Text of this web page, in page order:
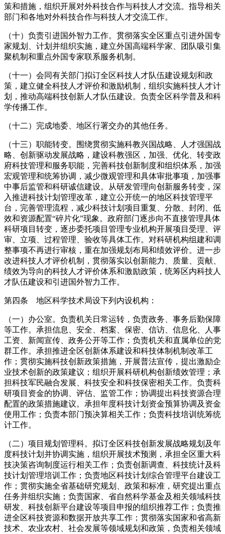
策和措施，组织开展对外科技合作与科技人才交流。指导相关
部门和各地对外科技合作与科技人才交流工作。
（十）负责引进国外智力工作。贯彻落实全区重点引进外国专
家规划、计划并组织实施，建立外国高端科学家、团队吸引集
聚机制和重点外国专家联系服务机制。
（十一）会同有关部门拟订全区科技人才队伍建设规划和政
策，建立健全科技人才评价和激励机制，组织实施科技人才计
划，推动高端科技创新人才队伍建设。负责全区科学普及和科
学传播工作。
（十二）完成地委、地区行署交办的其他任务。
（十三）职能转变。围绕贯彻实施科教兴国战略、人才强国战
略、创新驱动发展战略，建设科教强区，加强、优化、转变政
府科技管理和服务职能，完善科技创新制度和组织体系，加强
宏观管理和统筹协调，减少微观管理和具体审批事项，加强事
中事后监管和科研诚信建设。从研发管理向创新服务转变，深
入推进科技计划管理改革，建立公开统一的地区科技管理平
台，完善管理流程，减少科技计划项目重复、分散、封闭、低
效和资源配置“碎片化”现象。政府部门逐步向不直接管理具体
科研项目转变，逐步委托项目管理专业机构开展项目受理、评
审、立项、过程管理、验收等具体工作。对科研机构组建和调
整事项不再进行审核，重在加强规划布局和绩效评价。进一步
改进科技人才评价机制，贯彻落实以创新能力、质量、贡献、
绩效为导向的科技人才评价体系和激励政策，统筹区内科技人
才队伍建设和引进国外智力工作。
第四条 地区科学技术局设下列内设机构：
（一）办公室。负责机关日常运转，负责政务、事务后勤保障
等工作。承担信息、安全、档案、保密、信访、信息化、人事
工资、新闻宣传、政务公开等工作；负责机关和直属单位的党
群工作。承担推进全区创新体系建设和科技体制机制改革工
作；贯彻实施科技创新政策措施，开展普法宣传，提出激励企
业技术创新的政策建议；组织开展科研机构创新绩效管理；承
担科技军民融合发展、科技安全和科技保密相关工作。负责科
研项目资金的协调、评估、监管工作；协调提出科技资源合理
配置的政策措施建议。承担年度科技计划资金预算协调及资金
使用工作；负责本部门预决算相关工作；负责科技培训统筹统
计工作。
（二）项目规划管理科。拟订全区科技创新发展战略规划及年
度科技计划并协调实施，组织开展技术预测，承担全区重大科
技决策咨询制度运行相关工作；负责创新调查、科技统计及科
技计划管理培训工作；负责地区科技计划综合管理平台建设工
作；贯彻实施全省基础研究规划、政策和标准，研究提出重点
任务并组织实施；负责国家、省自然科学基金及相关领域科技
研发、科技创新平台建设等项目申报的组织推荐工作；负责推
进全区科技资源和数据开放共享工作；贯彻落实国家和省高新
技术、农业农村、社会发展等领域规划和政策，负责相关领域